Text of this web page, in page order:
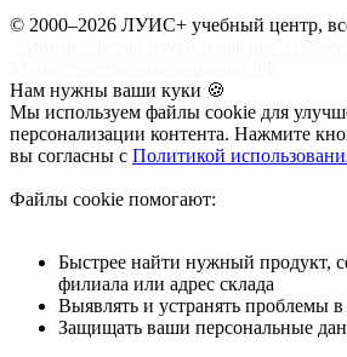
© 2000–2026 ЛУИС+ учебный центр,
Нам нужны ваши куки 🍪
Мы используем файлы cookie для
персонализации контента. Нажмите
вы согласны с Политикой
Файлы cookie помогают:
Быстрее найти нужный продукт,
филиала или адрес склада
Выявлять и устранять проблемы в
Защищать ваши персональные